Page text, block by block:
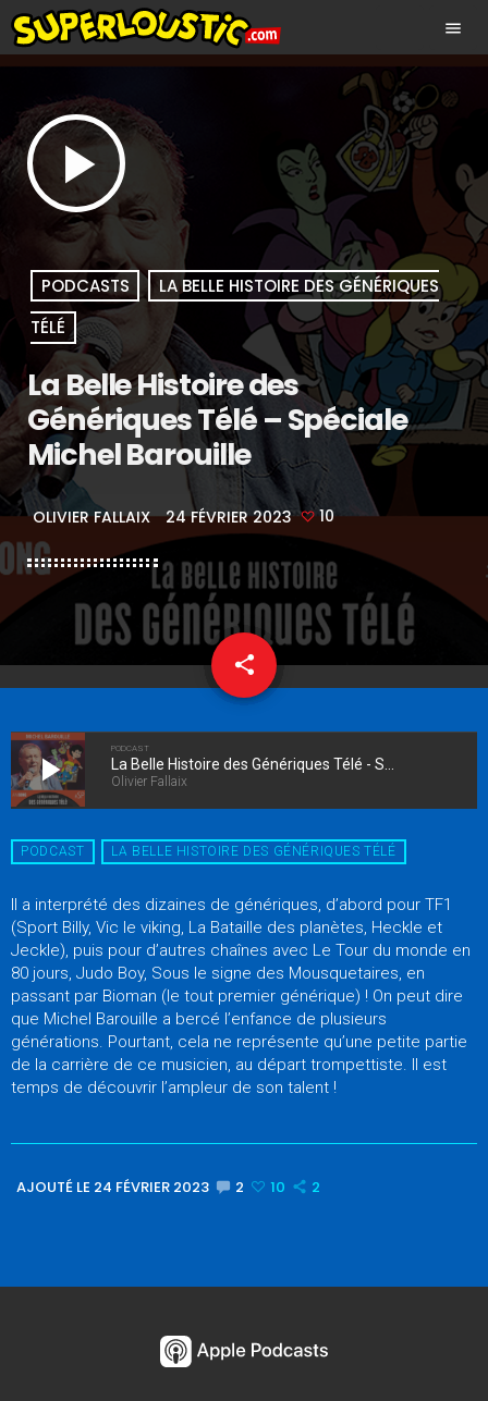
menu
play_arrow
PODCASTS
LA BELLE HISTOIRE DES GÉNÉRIQUES
TÉLÉ
La Belle Histoire des
Génériques Télé – Spéciale
Michel Barouille
OLIVIER FALLAIX 24 FÉVRIER 2023 10
share
email
play_arrow
PODCAST
La Belle Histoire des Génériques Télé - Spéciale Michel Barouille
Olivier Fallaix
PODCAST LA BELLE HISTOIRE DES GÉNÉRIQUES TÉLÉ
Il a interprété des dizaines de génériques, d’abord pour TF1
(Sport Billy, Vic le viking, La Bataille des planètes, Heckle et
Jeckle), puis pour d’autres chaînes avec Le Tour du monde en
80 jours, Judo Boy, Sous le signe des Mousquetaires, en
passant par Bioman (le tout premier générique) ! On peut dire
que Michel Barouille a bercé l’enfance de plusieurs
générations. Pourtant, cela ne représente qu’une petite partie
de la carrière de ce musicien, au départ trompettiste. Il est
temps de découvrir l’ampleur de son talent !
AJOUTÉ LE 24 FÉVRIER 2023 2 10 2